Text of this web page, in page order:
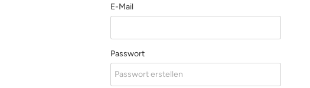
E-Mail
Passwort